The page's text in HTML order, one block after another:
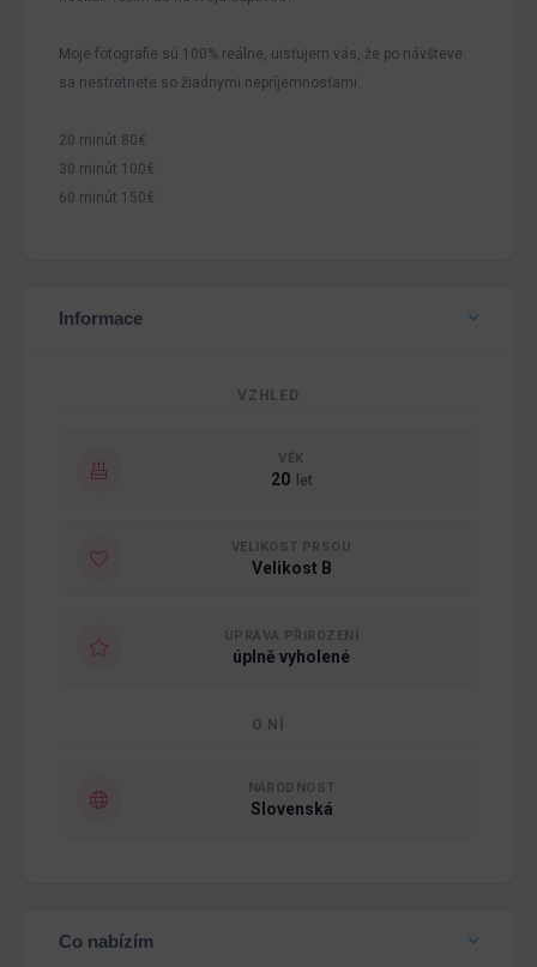
Moje fotografie sú 100% reálne, uisťujem vás, že po návšteve
sa nestretnete so žiadnymi nepríjemnosťami.
20 minút 80€
30 minút 100€
60 minút 150€
Informace
VZHLED
VĚK
20 let
VELIKOST PRSOU
Velikost B
ÚPRAVA PŘIROZENÍ
úplně vyholené
O NÍ
NÁRODNOST
Slovenská
Co nabízím